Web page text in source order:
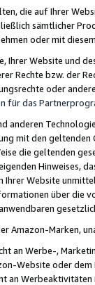
die auf Ihrer
sämtlicher
oder mit
Ihrer Website und
Rechte bzw. der
oder
für das
anderen
mit den
die geltenden
Hinweises,
Website
über die
Amazon-Marken,
an Werbe-,
Website oder
an